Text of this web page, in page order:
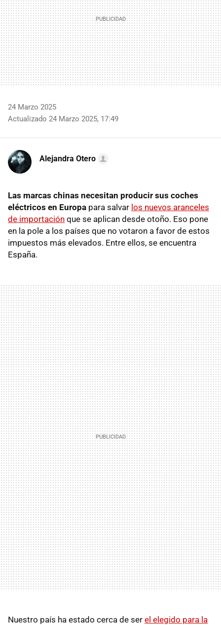
24 Marzo 2025
Actualizado 24 Marzo 2025, 17:49
Alejandra Otero
Las marcas chinas necesitan producir sus coches
eléctricos en Europa para salvar los nuevos aranceles
de importación que se aplican desde otoño. Eso pone
en la pole a los países que no votaron a favor de estos
impuestos más elevados. Entre ellos, se encuentra
España.
Nuestro país ha estado cerca de ser el elegido para la